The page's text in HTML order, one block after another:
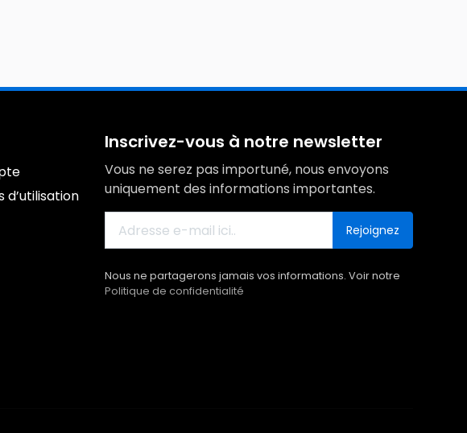
d’utilisation
Inscrivez-vous à notre newsletter
Vous ne serez pas importuné, nous envoyons
uniquement des informations importantes.
Rejoignez
Nous ne partagerons jamais vos informations. Voir notre
Politique de confidentialité